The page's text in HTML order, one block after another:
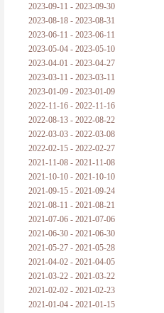
2023-09-11 - 2023-09-30
2023-08-18 - 2023-08-31
2023-06-11 - 2023-06-11
2023-05-04 - 2023-05-10
2023-04-01 - 2023-04-27
2023-03-11 - 2023-03-11
2023-01-09 - 2023-01-09
2022-11-16 - 2022-11-16
2022-08-13 - 2022-08-22
2022-03-03 - 2022-03-08
2022-02-15 - 2022-02-27
2021-11-08 - 2021-11-08
2021-10-10 - 2021-10-10
2021-09-15 - 2021-09-24
2021-08-11 - 2021-08-21
2021-07-06 - 2021-07-06
2021-06-30 - 2021-06-30
2021-05-27 - 2021-05-28
2021-04-02 - 2021-04-05
2021-03-22 - 2021-03-22
2021-02-02 - 2021-02-23
2021-01-04 - 2021-01-15